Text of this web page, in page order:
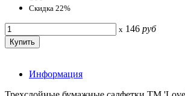
Скидка 22%
x 146 руб
Информация